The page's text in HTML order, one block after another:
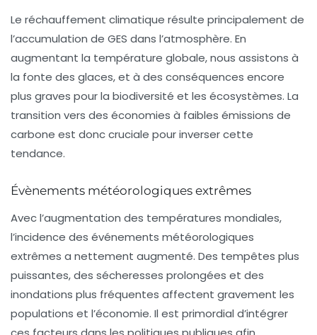
Le réchauffement climatique résulte principalement de
l’accumulation de GES dans l’atmosphère. En
augmentant la température globale, nous assistons à
la fonte des glaces, et à des conséquences encore
plus graves pour la biodiversité et les écosystèmes. La
transition vers des économies à faibles émissions de
carbone est donc cruciale pour inverser cette
tendance.
Évènements météorologiques extrêmes
Avec l’augmentation des températures mondiales,
l’incidence des événements météorologiques
extrêmes a nettement augmenté. Des tempêtes plus
puissantes, des sécheresses prolongées et des
inondations plus fréquentes affectent gravement les
populations et l’économie. Il est primordial d’intégrer